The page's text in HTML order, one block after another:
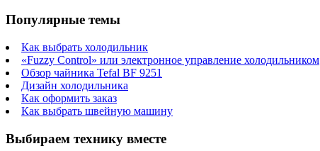
Популярные темы
Как выбрать холодильник
«Fuzzy Control» или электронное управление холодильником
Обзор чайника Tefal BF 9251
Дизайн холодильника
Как оформить заказ
Как выбрать швейную машину
Выбираем технику вместе